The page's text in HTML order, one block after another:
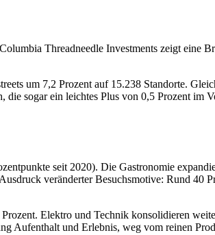
Threadneedle Investments zeigt eine
um 7,2 Prozent auf 15.238 Standorte.
sogar ein leichtes Plus von 0,5 Prozent im
seit 2020). Die Gastronomie
veränderter Besuchsmotive: Rund 40
Elektro und Technik konsolidieren
Aufenthalt und Erlebnis, weg vom reinen